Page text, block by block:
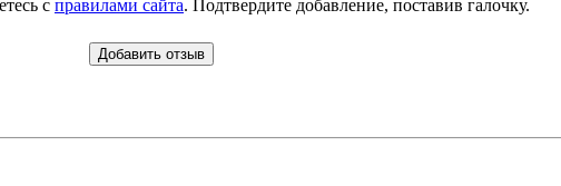
с правилами сайта. Подтвердите добавление, поставив галочку.
Добавить отзыв